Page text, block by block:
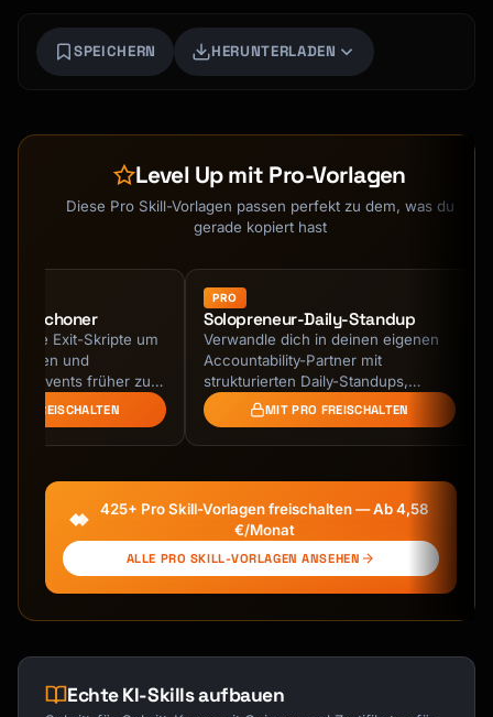
## Subject Lines
```
[Deadline]
Friday"
- "Request: Meeting to discuss Q4 strategy"
- "FYI: Updated project timeline attached"
- "Follow-up: Our conversation from Tuesday"
```
### Best Practices
```
✓ Front-load important words
✓ Be specific, not vague
✓ Include deadline if urgent
✗ Don't use ALL CAPS
✗ Avoid spam trigger words
✗ Don't be clickbaity
## Email Templates
SPEICHERN HERUNTERLADEN
Level Up mit Pro-Vorlagen
Diese Pro Skill-Vorlagen passen perfekt zu dem, was du
gerade kopiert hast
Schoner
Exit-Skripte um
und
Events früher zu
Beziehungen zu
FREISCHALTEN
PRO
Solopreneur-Daily-Standup
Verwandle dich in deinen eigenen
Accountability-Partner mit
strukturierten Daily-Standups,
Wochen-Reviews und monatlichen
Retrospektiven. KI-geführtes …
MIT PRO FREISCHALTEN
425+ Pro Skill-Vorlagen freischalten — Ab 4,58
€/Monat
ALLE PRO SKILL-VORLAGEN ANSEHEN
Echte KI-Skills aufbauen